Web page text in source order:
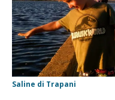
Saline di Trapani